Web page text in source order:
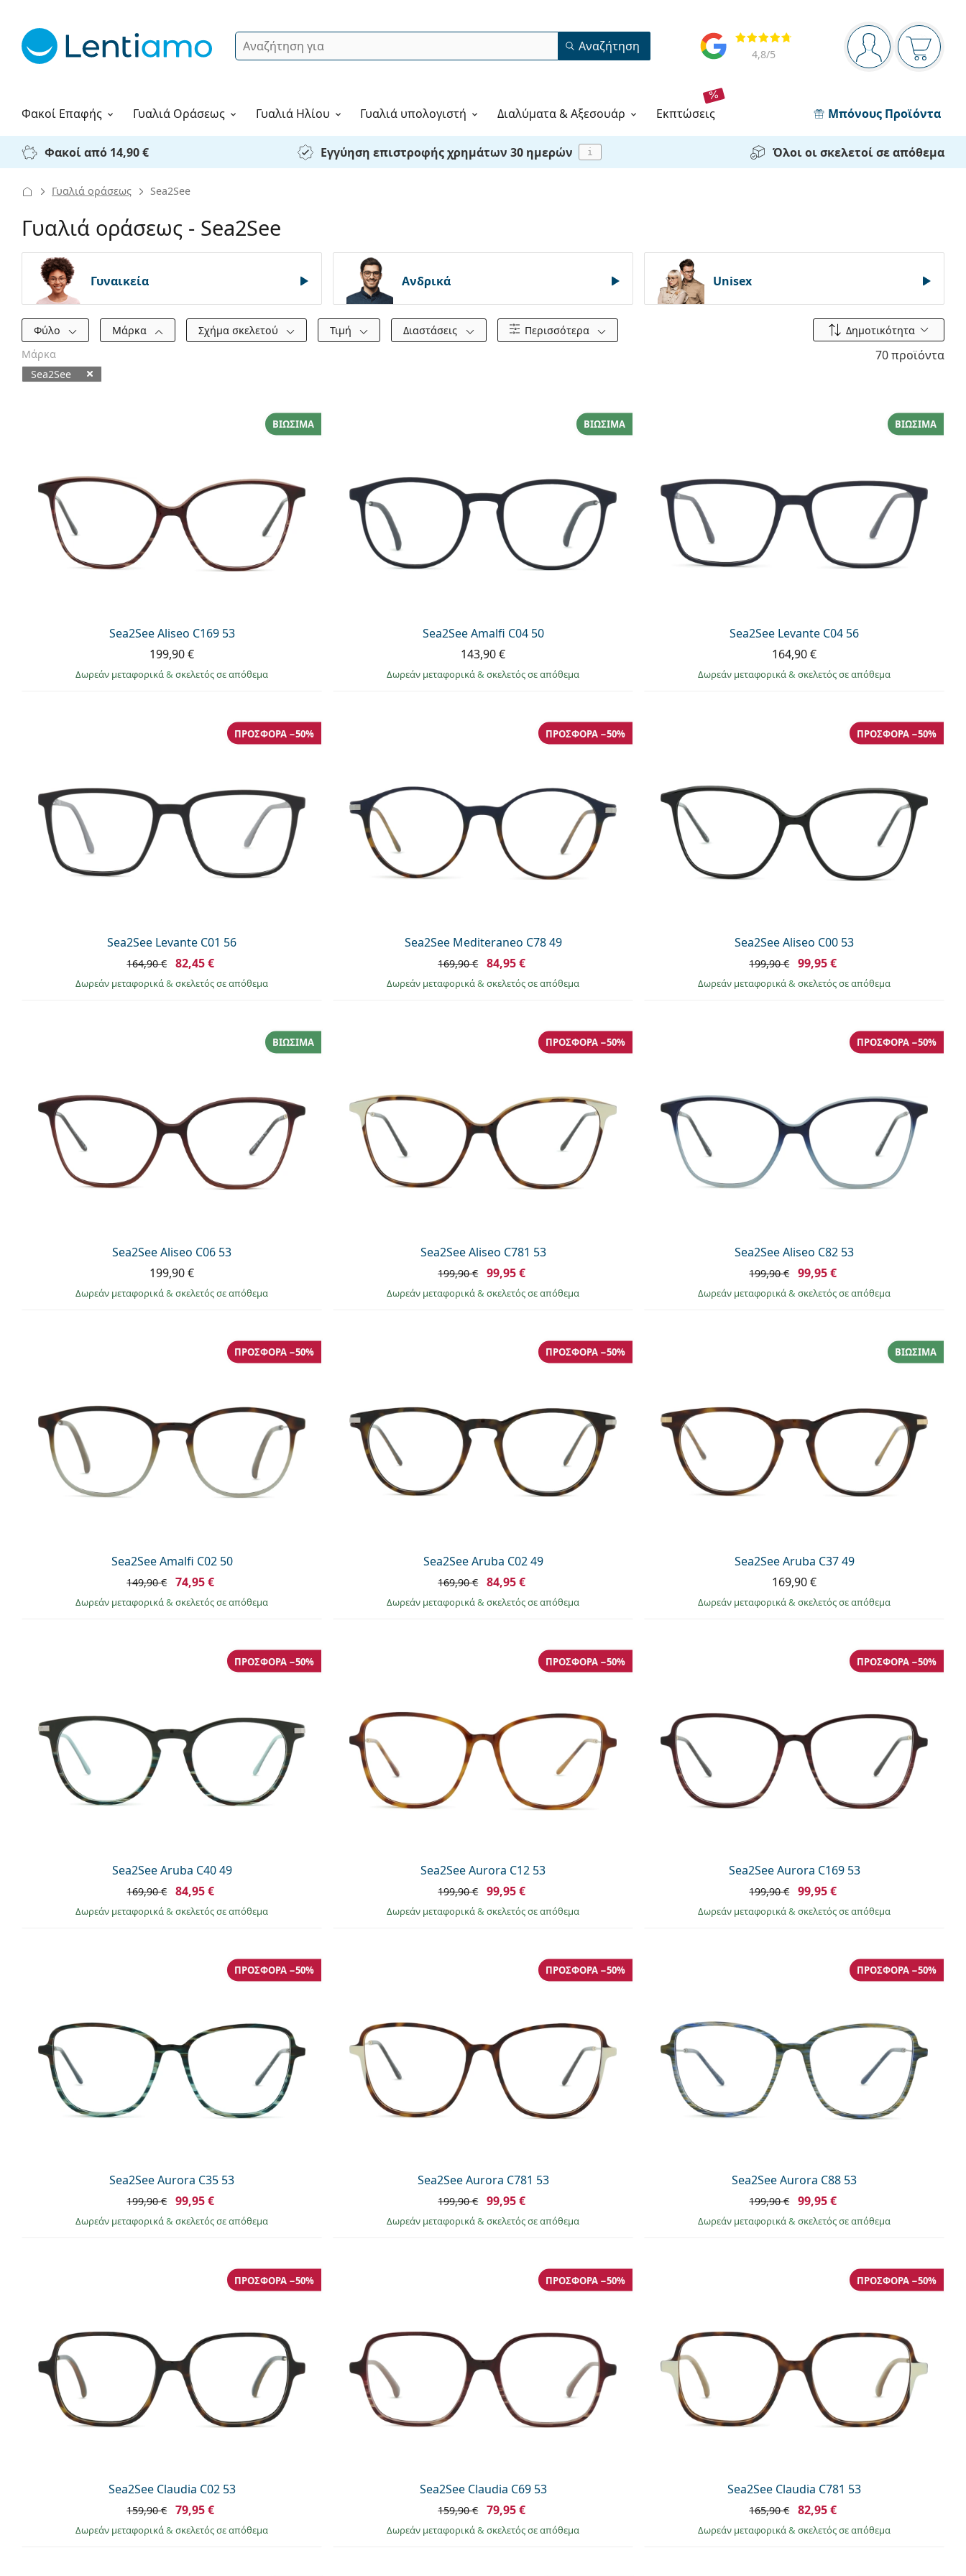
Πίνακας πλοήγησης
Είστε
Το
Αξιολογήσεις
4,8/5
Αναζήτηση Αναζήτηση
Φακοί Επαφής
Υγρά φακών ΓυαλιάΟράσεως Γυαλιά Ηλίου Γυαλιά υπολογιστή Διαλύματα & Αξεσουάρ εκπτώσεις Μπόνους Προϊόντα
Πώς να παραγγείλετε
Φακοί από 14,90 € Εγγύηση επιστροφής χρημάτων 30 ημερών i Όλοι οι σκελετοί σε απόθεμα
Γυαλιά οράσεως Sea2See
Γυαλιά οράσεως - Sea2See
Γυναικεία Ανδρικά Unisex
Φίλτρα
Φύλο Μάρκα Σχήμα σκελετού Τιμή Διαστάσεις Περισσότερα Ταξινόμηση ανά
Δημοτικότητα
Μάρκα
Sea2See
70 προϊόντα
Sea2See Aliseo C169 53
ΒΙΏΣΙΜΑ
199,90 €
Δωρεάν μεταφορικά& σκελετός σε απόθεμα
Sea2See Amalfi C04 50
ΒΙΏΣΙΜΑ
143,90 €
Δωρεάν μεταφορικά& σκελετός σε απόθεμα
Sea2See Levante C04 56
ΒΙΏΣΙΜΑ
164,90 €
Δωρεάν μεταφορικά& σκελετός σε απόθεμα
Sea2See Levante C01 56
ΠΡΟΣΦΟΡΆ −50%
164,90 € 82,45 €
Δωρεάν μεταφορικά& σκελετός σε απόθεμα
Sea2See Mediteraneo C78 49
ΠΡΟΣΦΟΡΆ −50%
169,90 € 84,95 €
Δωρεάν μεταφορικά& σκελετός σε απόθεμα
Sea2See Aliseo C00 53
ΠΡΟΣΦΟΡΆ −50%
199,90 € 99,95 €
Δωρεάν μεταφορικά& σκελετός σε απόθεμα
Sea2See Aliseo C06 53
ΒΙΏΣΙΜΑ
199,90 €
Δωρεάν μεταφορικά& σκελετός σε απόθεμα
Sea2See Aliseo C781 53
ΠΡΟΣΦΟΡΆ −50%
199,90 € 99,95 €
Δωρεάν μεταφορικά& σκελετός σε απόθεμα
Sea2See Aliseo C82 53
ΠΡΟΣΦΟΡΆ −50%
199,90 € 99,95 €
Δωρεάν μεταφορικά& σκελετός σε απόθεμα
Sea2See Amalfi C02 50
ΠΡΟΣΦΟΡΆ −50%
149,90 € 74,95 €
Δωρεάν μεταφορικά& σκελετός σε απόθεμα
Sea2See Aruba C02 49
ΠΡΟΣΦΟΡΆ −50%
169,90 € 84,95 €
Δωρεάν μεταφορικά& σκελετός σε απόθεμα
Sea2See Aruba C37 49
ΒΙΏΣΙΜΑ
169,90 €
Δωρεάν μεταφορικά& σκελετός σε απόθεμα
Sea2See Aruba C40 49
ΠΡΟΣΦΟΡΆ −50%
169,90 € 84,95 €
Δωρεάν μεταφορικά& σκελετός σε απόθεμα
Sea2See Aurora C12 53
ΠΡΟΣΦΟΡΆ −50%
199,90 € 99,95 €
Δωρεάν μεταφορικά& σκελετός σε απόθεμα
Sea2See Aurora C169 53
ΠΡΟΣΦΟΡΆ −50%
199,90 € 99,95 €
Δωρεάν μεταφορικά& σκελετός σε απόθεμα
Sea2See Aurora C35 53
ΠΡΟΣΦΟΡΆ −50%
199,90 € 99,95 €
Δωρεάν μεταφορικά& σκελετός σε απόθεμα
Sea2See Aurora C781 53
ΠΡΟΣΦΟΡΆ −50%
199,90 € 99,95 €
Δωρεάν μεταφορικά& σκελετός σε απόθεμα
Sea2See Aurora C88 53
ΠΡΟΣΦΟΡΆ −50%
199,90 € 99,95 €
Δωρεάν μεταφορικά& σκελετός σε απόθεμα
Sea2See Claudia C02 53
ΠΡΟΣΦΟΡΆ −50%
159,90 € 79,95 €
Δωρεάν μεταφορικά& σκελετός σε απόθεμα
Sea2See Claudia C69 53
ΠΡΟΣΦΟΡΆ −50%
159,90 € 79,95 €
Δωρεάν μεταφορικά& σκελετός σε απόθεμα
Sea2See Claudia C781 53
ΠΡΟΣΦΟΡΆ −50%
165,90 € 82,95 €
Δωρεάν μεταφορικά& σκελετός σε απόθεμα